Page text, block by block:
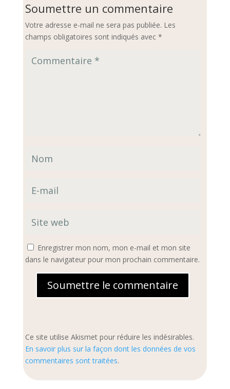
Soumettre un commentaire
Votre adresse e-mail ne sera pas publiée. Les
champs obligatoires sont indiqués avec *
Enregistrer mon nom, mon e-mail et mon site
dans le navigateur pour mon prochain commentaire.
Soumettre le commentaire
Ce site utilise Akismet pour réduire les indésirables.
En savoir plus sur la façon dont les données de vos
commentaires sont traitées.